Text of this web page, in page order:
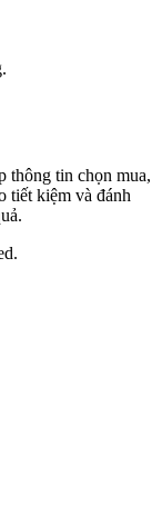
thông tin chọn mua,
tiết kiệm và đánh